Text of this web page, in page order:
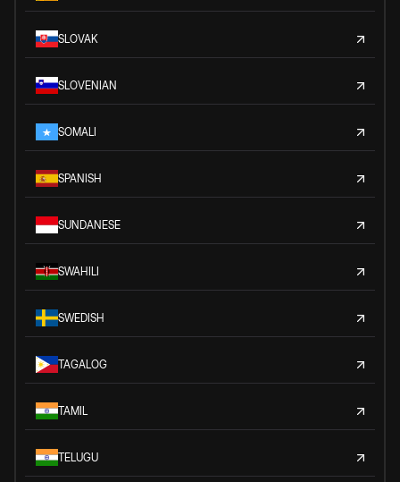
SLOVAK
SLOVENIAN
SOMALI
SPANISH
SUNDANESE
SWAHILI
SWEDISH
TAGALOG
TAMIL
TELUGU